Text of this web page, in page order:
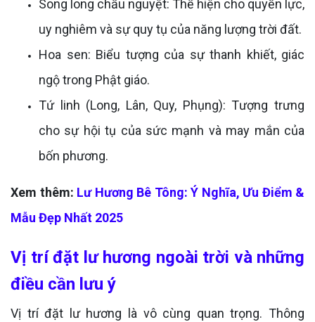
Song long chầu nguyệt: Thể hiện cho quyền lực,
uy nghiêm và sự quy tụ của năng lượng trời đất.
Hoa sen: Biểu tượng của sự thanh khiết, giác
ngộ trong Phật giáo.
Tứ linh (Long, Lân, Quy, Phụng): Tượng trưng
cho sự hội tụ của sức mạnh và may mắn của
bốn phương.
Xem thêm: Lư Hương Bê Tông: Ý Nghĩa, Ưu Điểm &
Mẫu Đẹp Nhất 2025
Vị trí đặt lư hương ngoài trời và những
điều cần lưu ý
Vị trí đặt lư hương là vô cùng quan trọng. Thông